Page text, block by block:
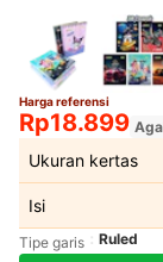
Harga referensi
Rp18.899
Ukuran kertas
Isi
Tipe garis Ruled